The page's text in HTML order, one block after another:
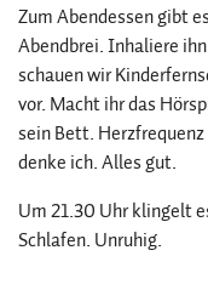
Zum Abendessen gibt
Abendbrei. Inhaliere
schauen wir
vor. Macht ihr das
sein Bett.
denke ich. Alles gut.
Um 21.30 Uhr klingelt
Schlafen. Unruhig.